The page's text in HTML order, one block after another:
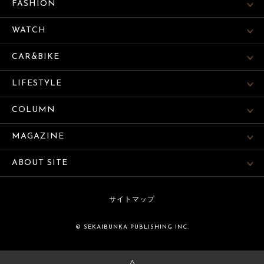
FASHION
WATCH
CAR&BIKE
LIFESTYLE
COLUMN
MAGAZINE
ABOUT SITE
サイトマップ
© SEKAIBUNKA PUBLISHING INC.